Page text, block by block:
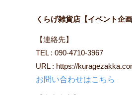
くらげ雑貨店【イベント企画
【連絡先】
TEL : 090-4710-3967
URL : https://
お問い合わせはこちら